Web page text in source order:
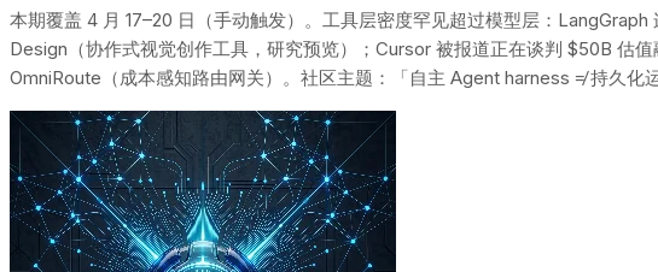
本期覆盖 4 月 17–20 日（手动触发）。工具层密度罕见超过模型层：
Design（协作式视觉创作工具，研究预览）；Cursor 被报道正在谈判 $50B 估
OmniRoute（成本感知路由网关）。社区主题：「自主 Agent harness ≠ 持久